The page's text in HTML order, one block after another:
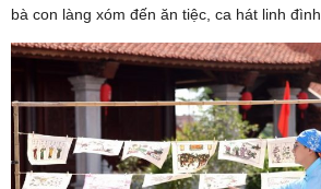
bà con làng xóm đến ăn tiệc, ca hát linh đình.